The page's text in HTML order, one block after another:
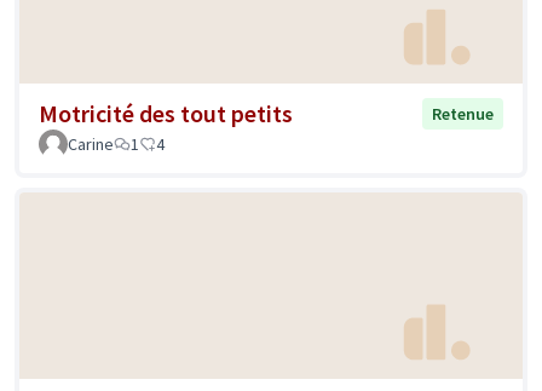
Motricité des tout petits
Retenue
Carine
1 4